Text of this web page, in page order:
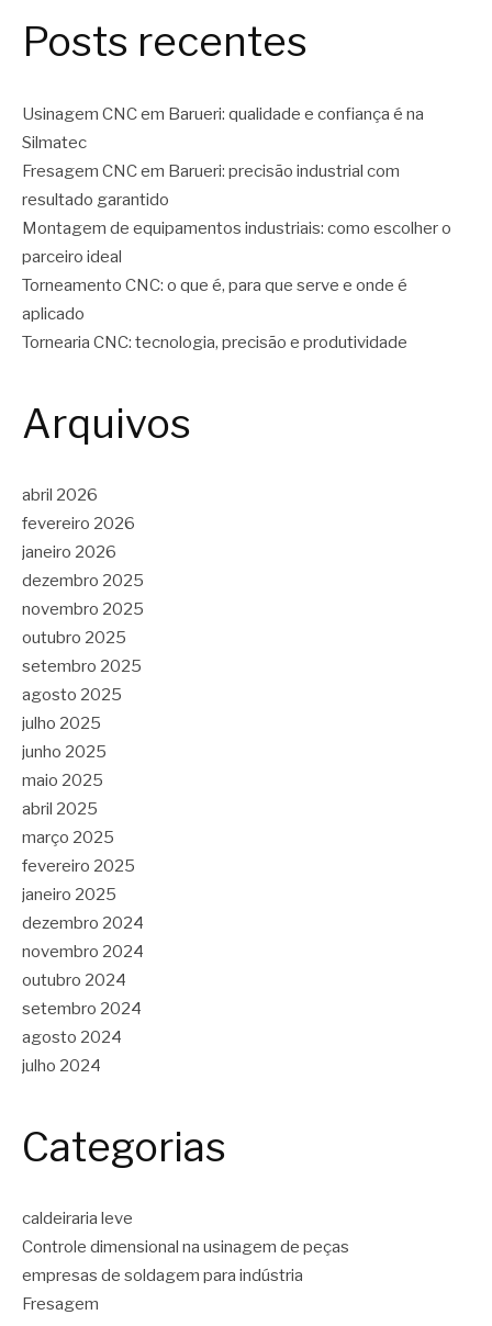
Posts recentes
Usinagem CNC em Barueri: qualidade e confiança é na
Silmatec
Fresagem CNC em Barueri: precisão industrial com
resultado garantido
Montagem de equipamentos industriais: como escolher o
parceiro ideal
Torneamento CNC: o que é, para que serve e onde é
aplicado
Tornearia CNC: tecnologia, precisão e produtividade
Arquivos
abril 2026
fevereiro 2026
janeiro 2026
dezembro 2025
novembro 2025
outubro 2025
setembro 2025
agosto 2025
julho 2025
junho 2025
maio 2025
abril 2025
março 2025
fevereiro 2025
janeiro 2025
dezembro 2024
novembro 2024
outubro 2024
setembro 2024
agosto 2024
julho 2024
Categorias
caldeiraria leve
Controle dimensional na usinagem de peças
empresas de soldagem para indústria
Fresagem